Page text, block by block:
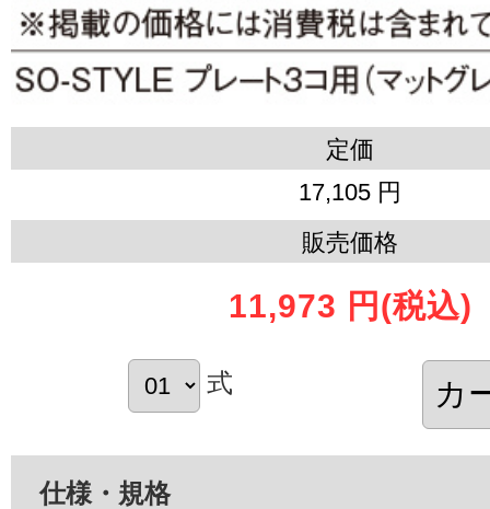
定価
17,105 円
販売価格
11,973 円 (税込)
式
仕様・規格